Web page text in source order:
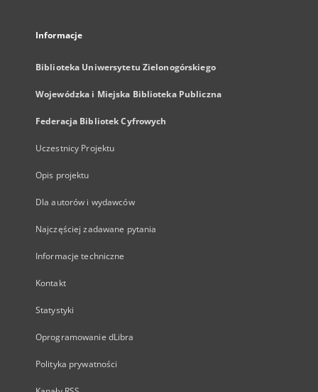
Informacje
Biblioteka Uniwersytetu Zielonogórskiego
Wojewódzka i Miejska Biblioteka Publiczna
Federacja Bibliotek Cyfrowych
Uczestnicy Projektu
Opis projektu
Dla autorów i wydawców
Najczęściej zadawane pytania
Informacje techniczne
Kontakt
Statystyki
Oprogramowanie dLibra
Polityka prywatności